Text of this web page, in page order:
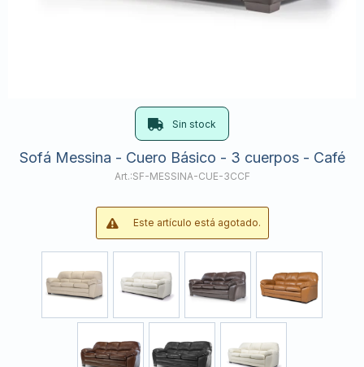
Sin stock
Sofá Messina - Cuero Básico - 3 cuerpos - Café
SF-MESSINA-CUE-3CCF
Este artículo está agotado.